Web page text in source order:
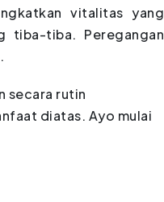
vitalitas yang
tiba-tiba. Peregangan
secara rutin
diatas. Ayo mulai